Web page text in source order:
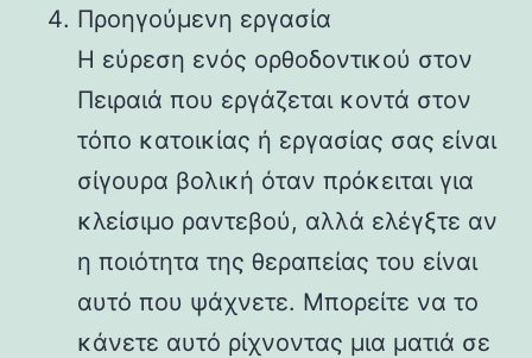
Προηγούμενη εργασία
Η εύρεση ενός ορθοδοντικού στον
Πειραιά που εργάζεται κοντά στον
τόπο κατοικίας ή εργασίας σας είναι
σίγουρα βολική όταν πρόκειται για
κλείσιμο ραντεβού, αλλά ελέγξτε αν
η ποιότητα της θεραπείας του είναι
αυτό που ψάχνετε. Μπορείτε να το
κάνετε αυτό ρίχνοντας μια ματιά σε